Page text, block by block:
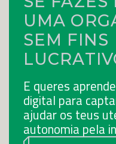
UMA
SEM FINS
E queres
digital para
ajudar os teus
autonomia pela